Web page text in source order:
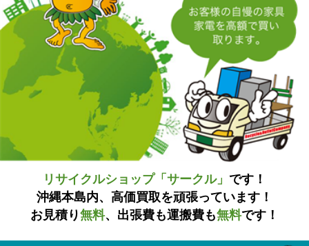
リサイクルショップ「サークル」 です！
沖縄本島内、高価買取を頑張っています！
お見積り無料、出張費も運搬費も無料です！